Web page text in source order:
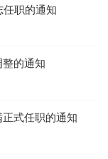
任职的通知
的通知
式任职的通知